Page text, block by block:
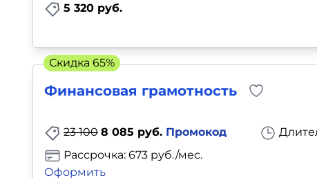
5 320 руб.
Финансовая грамотность
23 100 8 085 руб. Промокод
Рассрочка: 673 руб./мес.
Оформить
Скидка 65%